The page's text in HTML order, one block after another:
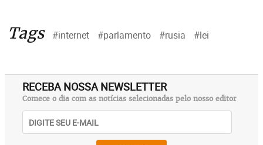
Tags #internet #parlamento #rusia #lei
RECEBA NOSSA NEWSLETTER
Comece o dia com as notícias selecionadas pelo nosso editor